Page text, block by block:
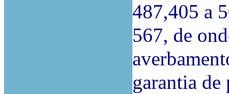
487,405 a
567, de
garantia de